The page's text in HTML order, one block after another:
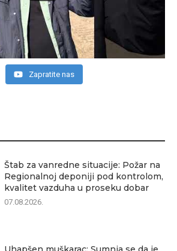
Štab za vanredne situacije: Požar na
Regionalnoj deponiji pod kontrolom,
kvalitet vazduha u proseku dobar
07.08.2026.
Zapratite nas